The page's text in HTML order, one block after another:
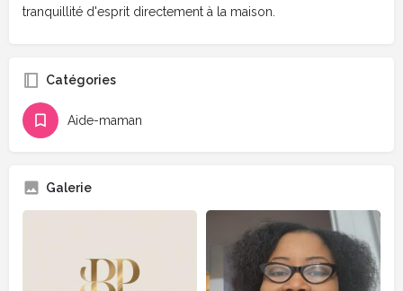
tranquillité d'esprit directement à la maison.
Catégories
Aide-maman
Galerie